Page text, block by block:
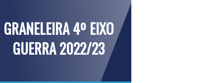
GRANELEIRA 4º EIXO
GUERRA 2022/23